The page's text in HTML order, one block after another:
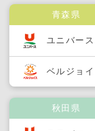
青森県
ユニバース
ベルジョイ
秋田県